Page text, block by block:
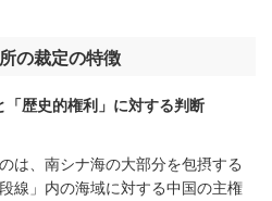
の裁定の特徴
「歴史的権利」に対する判断
は、南シナ海の大部分を包摂する
段線」内の海域に対する中国の主権